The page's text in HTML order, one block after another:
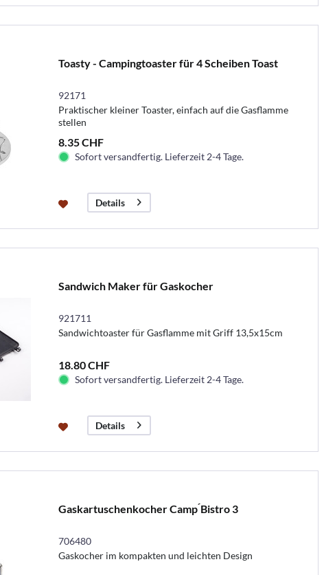
Toasty - Campingtoaster für 4 Scheiben Toast
92171
Praktischer kleiner Toaster, einfach auf die Gasflamme
stellen
8.35 CHF
Sofort versandfertig. Lieferzeit 2-4 Tage.
Details
Sandwich Maker für Gaskocher
921711
Sandwichtoaster für Gasflamme mit Griff 13,5x15cm
18.80 CHF
Sofort versandfertig. Lieferzeit 2-4 Tage.
Details
Gaskartuschenkocher Camp ́Bistro 3
706480
Gaskocher im kompakten und leichten Design